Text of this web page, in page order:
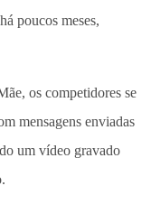
poucos meses,
os competidores se
mensagens enviadas
um vídeo gravado